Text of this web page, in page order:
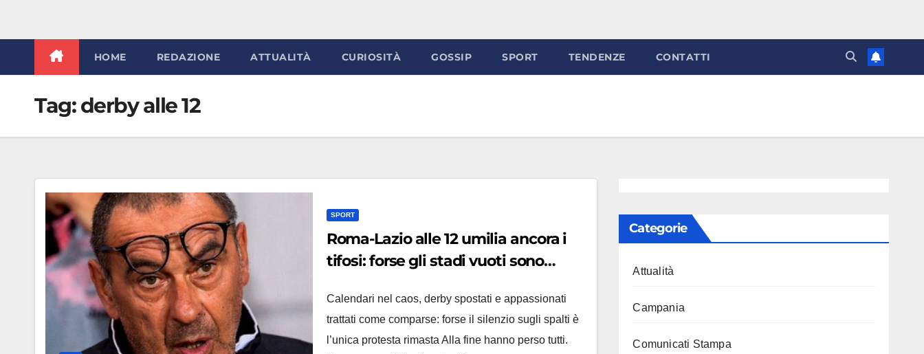
HOME REDAZIONE ATTUALITÀ CURIOSITÀ GOSSIP SPORT TENDENZE CONTATTI
Tag:derby alle 12
SPORT
Roma-Lazio alle 12 umilia ancora i
tifosi: forse gli stadi vuoti sono
Calendari nel caos, derby spostati e appassionati
trattati come comparse: forse il silenzio sugli spalti è
l’unica protesta rimasta Alla fine hanno perso tutti.
Categorie
Attualità
Campania
Comunicati Stampa